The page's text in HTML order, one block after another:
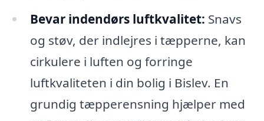
Bevar indendørs luftkvalitet: Snavs
og støv, der indlejres i tæpperne, kan
cirkulere i luften og forringe
luftkvaliteten i din bolig i Bislev. En
grundig tæpperensning hjælper med